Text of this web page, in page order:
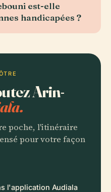
est-elle
handicapées ?
Arin-
poche, l'itinéraire
pour votre façon
l'application Audiala